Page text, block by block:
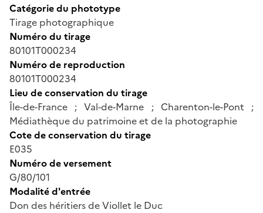
Catégorie du phototype
Tirage photographique
Numéro du tirage
80101T000234
Numéro de reproduction
80101T000234
Lieu de conservation du tirage
Île-de-France ; Val-de-Marne ; Charenton-le-Pont ;
Médiathèque du patrimoine et de la photographie
Cote de conservation du tirage
E035
Numéro de versement
G/80/101
Modalité d'entrée
Don des héritiers de Viollet le Duc